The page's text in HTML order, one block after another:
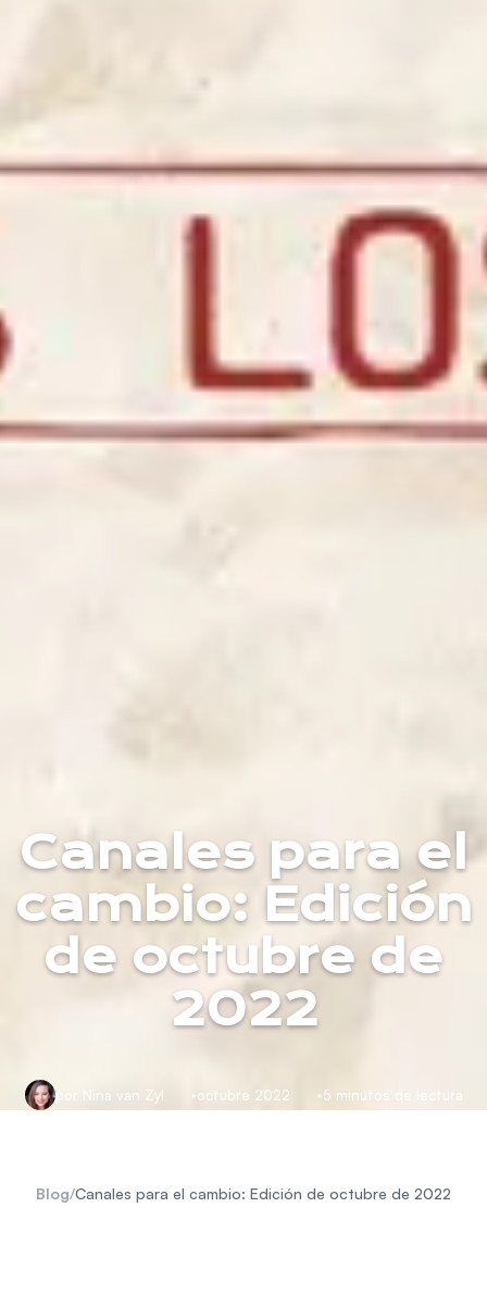
Canales para el
cambio: Edición
de octubre de
2022
por Nina van Zyl octubre 2022 5 minutos de lectura
Blog/Canales para el cambio: Edición de octubre de 2022